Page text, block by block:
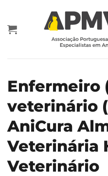
content
Enfermeiro
veterinário
AniCura
Veterinária
Veterinário